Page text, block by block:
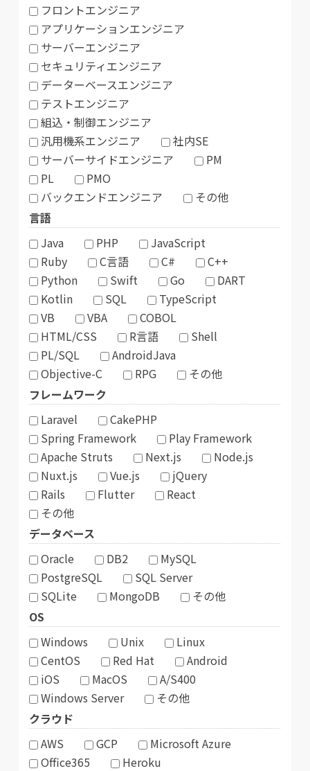
フロントエンジニア
アプリケーションエンジニア
サーバーエンジニア
セキュリティエンジニア
データーベースエンジニア
テストエンジニア
組込・制御エンジニア
汎用機系エンジニア
社内SE
サーバーサイドエンジニア
PM
PL
PMO
バックエンドエンジニア
その他
言語
Java
PHP
JavaScript
Ruby
C言語 C#
C++
Python
Swift Go
DART
Kotlin
SQL
TypeScript
VB
VBA
COBOL
HTML/CSS
R言語
Shell
PL/SQL
AndroidJava
Objective-C
RPG
その他
フレームワーク
Laravel
CakePHP
Spring Framework
Play Framework
Apache Struts
Next.js
Node.js
Nuxt.js
Vue.js
jQuery
Rails
Flutter
React
その他
データベース
Oracle
DB2
MySQL
PostgreSQL
SQL Server
SQLite
MongoDB
その他
OS
Windows
Unix
Linux
CentOS
Red Hat
Android
iOS
MacOS
A/S400
Windows Server
その他
クラウド
AWS
GCP
Microsoft Azure
Office365
Heroku